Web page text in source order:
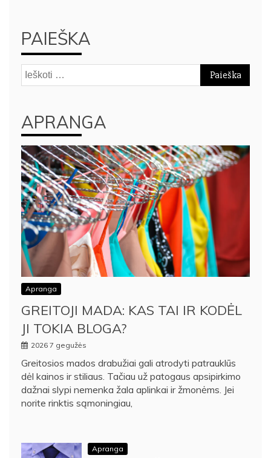
PAIEŠKA
Ieškoti:
APRANGA
Apranga
GREITOJI MADA: KAS TAI IR KODĖL
JI TOKIA BLOGA?
2026 7 gegužės
Greitosios mados drabužiai gali atrodyti patrauklūs
dėl kainos ir stiliaus. Tačiau už patogaus apsipirkimo
dažnai slypi nemenka žala aplinkai ir žmonėms. Jei
norite rinktis sąmoningiau,
Apranga